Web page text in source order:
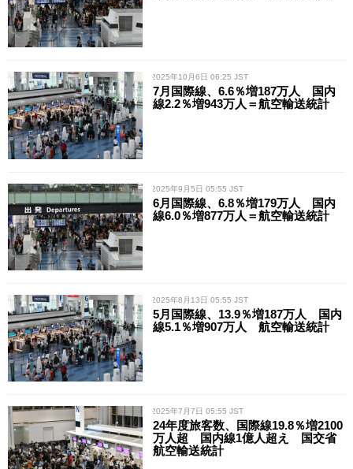
/ 2025年10月6日 06:25 JST
7月国際線、6.6％増187万人 国内
線2.2％増943万人＝航空輸送統計
/ 2025年9月5日 05:55 JST
6月国際線、6.8％増179万人 国内
線6.0％増877万人＝航空輸送統計
/ 2025年8月13日 05:55 JST
5月国際線、13.9％増187万人 国内
線5.1％増907万人 航空輸送統計
/ 2025年7月7日 05:55 JST
24年度旅客数、国際線19.8％増2100
万人超 国内線1億人超え 国交省
航空輸送統計